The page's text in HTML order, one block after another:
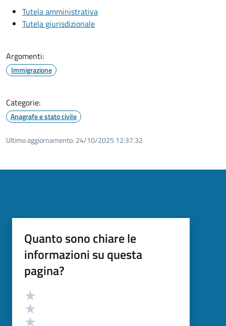
Tutela amministrativa
Tutela giurisdizionale
Argomenti:
Immigrazione
Categorie:
Anagrafe e stato civile
Ultimo aggiornamento: 24/10/2025 12:37.32
Quanto sono chiare le
informazioni su questa
pagina?
Valutazione